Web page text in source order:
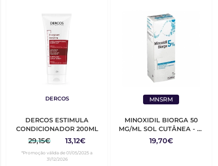
DERCOS
DERCOS ESTIMULA
CONDICIONADOR 200ML
29,15€ 13,12€
*Promoção válida de 01/05/2025 a
31/12/2026
MNSRM
BIORGA
MINOXIDIL BIORGA 50
MG/ML SOL CUTÂNEA - 1 -
60 ML
19,70€